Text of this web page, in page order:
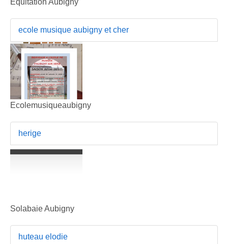
ecole musique aubigny et cher
Ecolemusiqueaubigny
herige
Solabaie Aubigny
huteau elodie